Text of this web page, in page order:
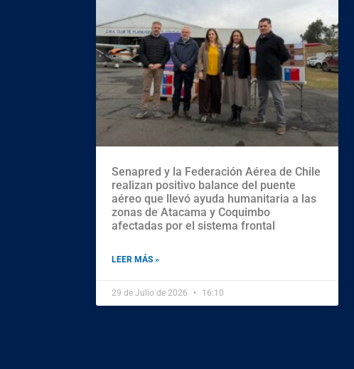
Senapred y la Federación Aérea de Chile
realizan positivo balance del puente
aéreo que llevó ayuda humanitaria a las
zonas de Atacama y Coquimbo
afectadas por el sistema frontal
LEER MÁS »
29 de Julio de 2026 16:10